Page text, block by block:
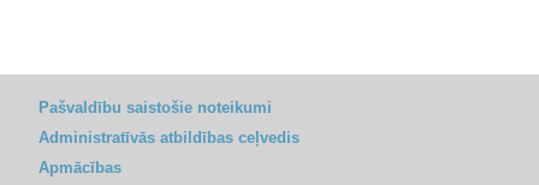
Pašvaldību saistošie noteikumi
Administratīvās atbildības ceļvedis
Apmācības